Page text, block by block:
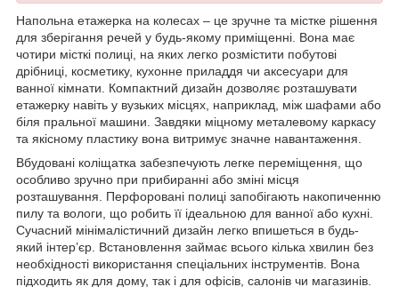
Напольна етажерка на колесах – це зручне та містке рішення
для зберігання речей у будь-якому приміщенні. Вона має
чотири місткі полиці, на яких легко розмістити побутові
дрібниці, косметику, кухонне приладдя чи аксесуари для
ванної кімнати. Компактний дизайн дозволяє розташувати
етажерку навіть у вузьких місцях, наприклад, між шафами або
біля пральної машини. Завдяки міцному металевому каркасу
та якісному пластику вона витримує значне навантаження.
Вбудовані коліщатка забезпечують легке переміщення, що
особливо зручно при прибиранні або зміні місця
розташування. Перфоровані полиці запобігають накопиченню
пилу та вологи, що робить її ідеальною для ванної або кухні.
Сучасний мінімалістичний дизайн легко впишеться в будь-
який інтер’єр. Встановлення займає всього кілька хвилин без
необхідності використання спеціальних інструментів. Вона
підходить як для дому, так і для офісів, салонів чи магазинів.